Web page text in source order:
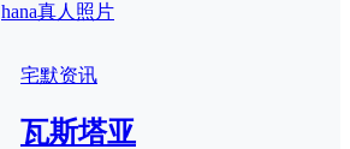
hana真人照片
宅默资讯
瓦斯塔亚